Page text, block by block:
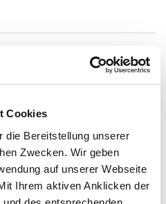
Cookies
die Bereitstellung unserer
Zwecken. Wir geben
auf unserer Webseite
Ihrem aktiven Anklicken der